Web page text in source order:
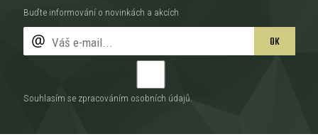
Buďte informování o novinkách a akcích
OK
Souhlasím se zpracováním osobních údajů